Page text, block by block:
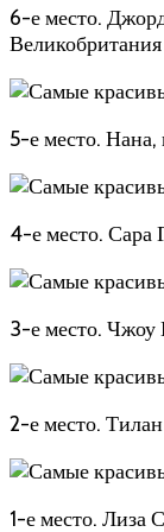
6-е место.
Великобритания
5-е место.
4-е место. Сара
3-е место.
2-е место.
1-е место.